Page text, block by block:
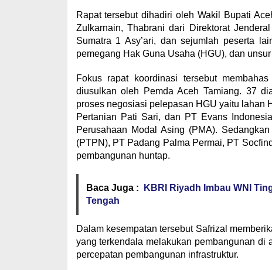
Rapat tersebut dihadiri oleh Wakil Bupati
Zulkarnain, Thabrani dari Direktorat
Sumatra 1 Asy’ari, dan sejumlah peserta
pemegang Hak Guna Usaha (HGU), dan
Fokus rapat koordinasi tersebut
diusulkan oleh Pemda Aceh Tamiang. 37
proses negosiasi pelepasan HGU yaitu lahan
Pertanian Pati Sari, dan PT Evans
Perusahaan Modal Asing (PMA).
(PTPN), PT Padang Palma Permai, PT
pembangunan huntap.
Baca Juga :
KBRI Riyadh Imbau WNI
Tengah
Dalam kesempatan tersebut Safrizal
yang terkendala melakukan pembangunan di
percepatan pembangunan infrastruktur.